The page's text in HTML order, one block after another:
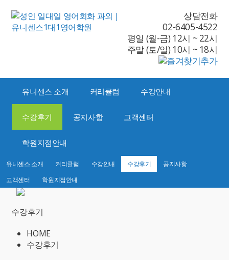
상담전화
02-6405-4522
평일 (월-금) 12시 ~ 22시
주말 (토/일) 10시 ~ 18시
유니센스 소개 커리큘럼 수강안내
수강후기 공지사항 고객센터
학원지점안내
유니센스 소개 커리큘럼 수강안내 수강후기
공지사항
고객센터
학원지점안내
수강후기
HOME
수강후기